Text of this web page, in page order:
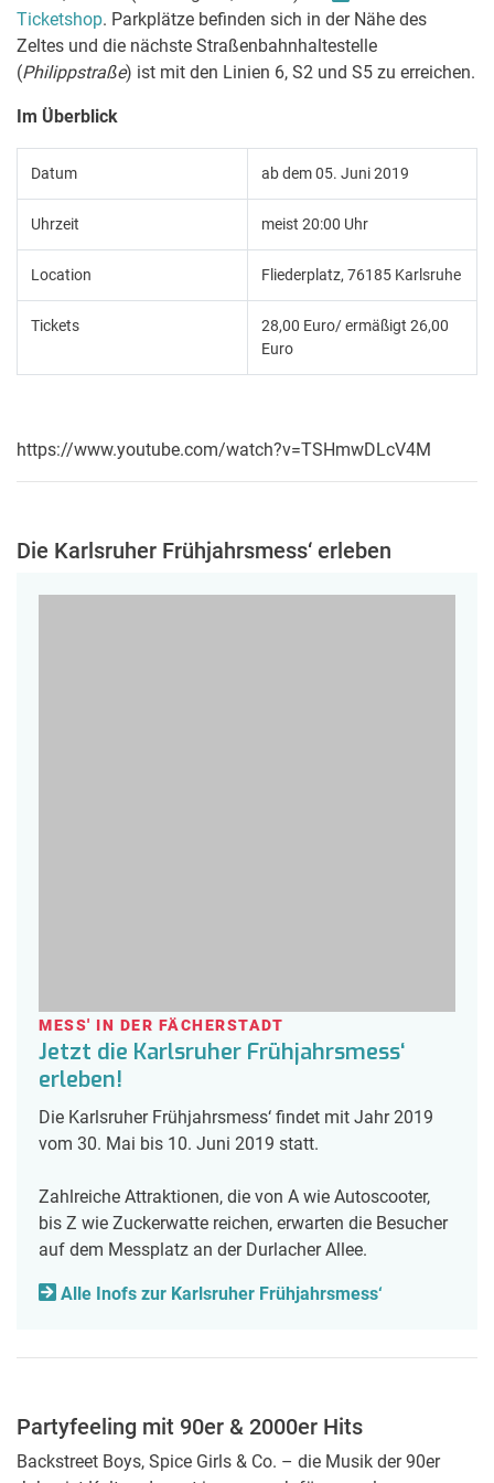
Ticketshop. Parkplätze befinden sich in der Nähe des
Zeltes und die nächste Straßenbahnhaltestelle
(Philippstraße) ist mit den Linien 6, S2 und S5 zu erreichen.
Im Überblick
Datum ab dem 05. Juni 2019
Uhrzeit meist 20:00 Uhr
Location Fliederplatz, 76185 Karlsruhe
Tickets
28,00 Euro/ ermäßigt 26,00
Euro
https://www.youtube.com/watch?v=TSHmwDLcV4M
Die Karlsruher Frühjahrsmess‘ erleben
MESS' IN DER FÄCHERSTADT
Jetzt die Karlsruher Frühjahrsmess‘
erleben!
Die Karlsruher Frühjahrsmess‘ findet mit Jahr 2019
vom 30. Mai bis 10. Juni 2019 statt.
Zahlreiche Attraktionen, die von A wie Autoscooter,
bis Z wie Zuckerwatte reichen, erwarten die Besucher
auf dem Messplatz an der Durlacher Allee.
Alle Inofs zur Karlsruher Frühjahrsmess‘
Partyfeeling mit 90er & 2000er Hits
Backstreet Boys, Spice Girls & Co. – die Musik der 90er